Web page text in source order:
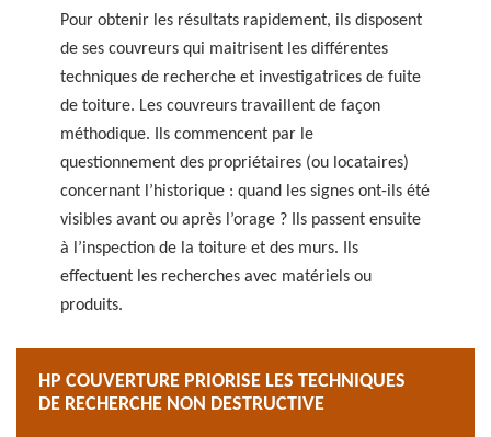
Pour obtenir les résultats rapidement, ils disposent
de ses couvreurs qui maitrisent les différentes
techniques de recherche et investigatrices de fuite
de toiture. Les couvreurs travaillent de façon
méthodique. Ils commencent par le
questionnement des propriétaires (ou locataires)
concernant l’historique : quand les signes ont-ils été
visibles avant ou après l’orage ? Ils passent ensuite
à l’inspection de la toiture et des murs. Ils
effectuent les recherches avec matériels ou
produits.
HP COUVERTURE PRIORISE LES TECHNIQUES
DE RECHERCHE NON DESTRUCTIVE